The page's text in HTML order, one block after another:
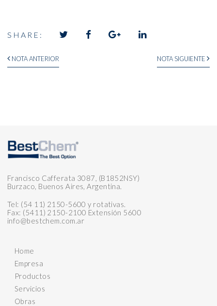
SHARE:
Francisco Cafferata 3087, (B1852NSY)
Burzaco, Buenos Aires, Argentina.
Tel: (54 11) 2150-5600 y rotativas.
Fax: (5411) 2150-2100 Extensión 5600
info@bestchem.com.ar
Home
Empresa
Productos
Servicios
Obras